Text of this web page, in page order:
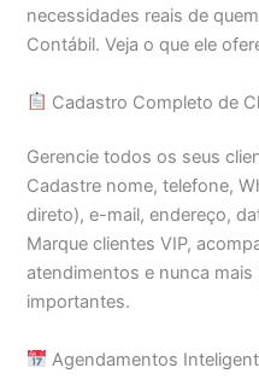
necessidades reais de
Contábil. Veja o que ele
Cadastro Completo de
Gerencie todos os seus
Cadastre nome, telefone,
direto), e-mail, endereço,
Marque clientes VIP,
atendimentos e nunca
importantes.
Agendamentos